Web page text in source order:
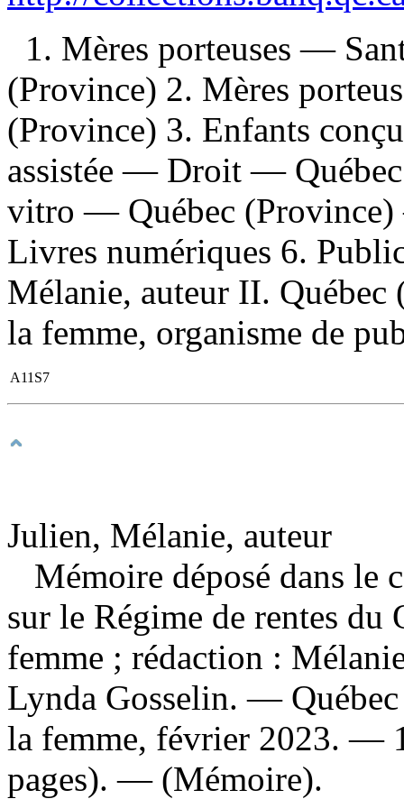
1. Mères porteuses —
(Province) 2. Mères
(Province) 3. Enfants
assistée — Droit —
vitro — Québec
Livres numériques 6.
Mélanie, auteur II. Québec
la femme, organisme de
A11S7
Julien, Mélanie, auteur
Mémoire déposé dans le
sur le Régime de rentes du
femme ; rédaction :
Lynda Gosselin. —
la femme, février 2023. —
pages). — (Mémoire).